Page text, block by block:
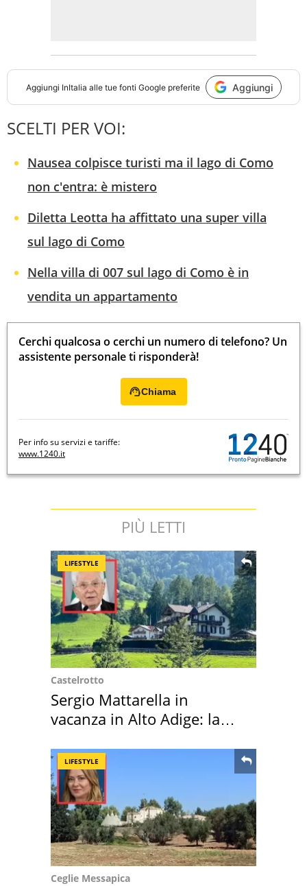
Aggiungi InItalia alle tue fonti Google preferite Aggiungi
SCELTI PER VOI:
Nausea colpisce turisti ma il lago di Como
non c'entra: è mistero
Diletta Leotta ha affittato una super villa
sul lago di Como
Nella villa di 007 sul lago di Como è in
vendita un appartamento
Cerchi qualcosa o cerchi un numero di telefono? Un
assistente personale ti risponderà!
Chiama
Per info su servizi e tariffe:
www.1240.it
PIÙ LETTI
LIFESTYLE
Castelrotto
Sergio Mattarella in
vacanza in Alto Adige: la
LIFESTYLE
Ceglie Messapica